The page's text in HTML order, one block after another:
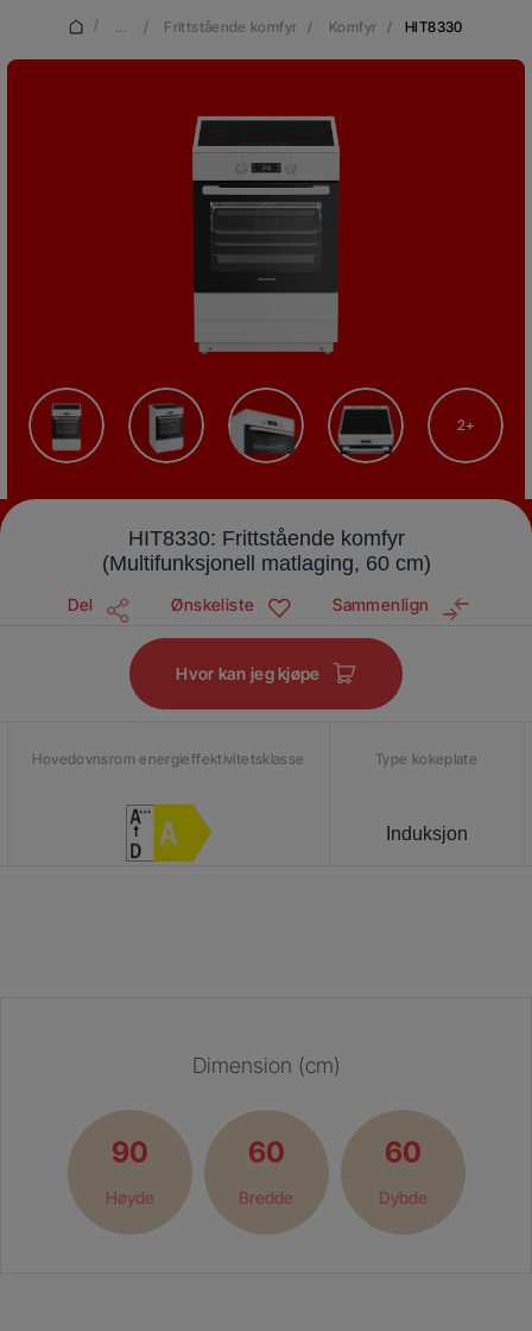
/ ... / Frittstående komfyr / Komfyr / HIT8330
2
HIT8330: Frittstående komfyr
(Multifunksjonell matlaging, 60 cm)
Del Ønskeliste Sammenlign
Hvor kan jeg kjøpe
Hovedovnsrom energieffektivitetsklasse Type kokeplate
Induksjon
Dimension (cm)
90
Høyde
60
Bredde
60
Dybde